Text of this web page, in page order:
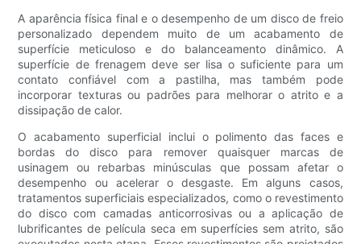
A aparência física final e o desempenho de um disco de freio
personalizado dependem muito de um acabamento de
superfície meticuloso e do balanceamento dinâmico. A
superfície de frenagem deve ser lisa o suficiente para um
contato confiável com a pastilha, mas também pode
incorporar texturas ou padrões para melhorar o atrito e a
dissipação de calor.
O acabamento superficial inclui o polimento das faces e
bordas do disco para remover quaisquer marcas de
usinagem ou rebarbas minúsculas que possam afetar o
desempenho ou acelerar o desgaste. Em alguns casos,
tratamentos superficiais especializados, como o revestimento
do disco com camadas anticorrosivas ou a aplicação de
lubrificantes de película seca em superfícies sem atrito, são